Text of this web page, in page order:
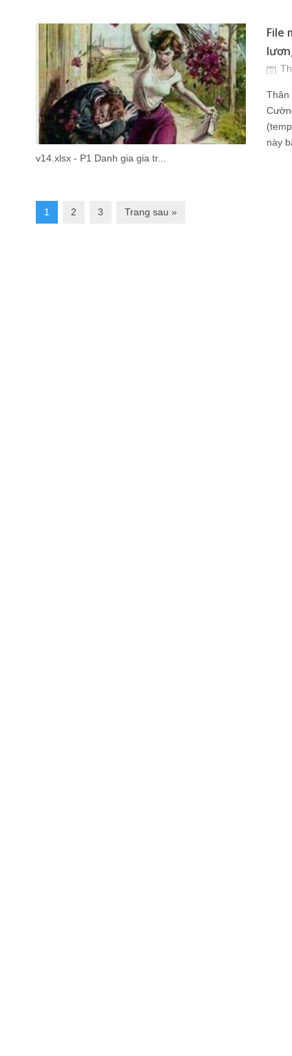
File
Thân
này
v14.xlsx - P1 Danh gia gia tr...
1 2 3 Trang sau »